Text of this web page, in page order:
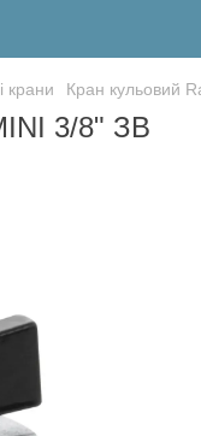
крани Кран кульовий
3/8" ЗВ